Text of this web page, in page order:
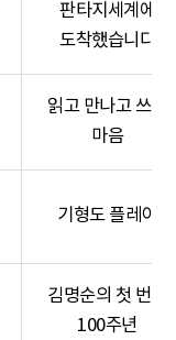
판타지세계에
도착했습니다
읽고 만나고 쓰는
마음
기형도 플레이
김명순의 첫 번째
100주년